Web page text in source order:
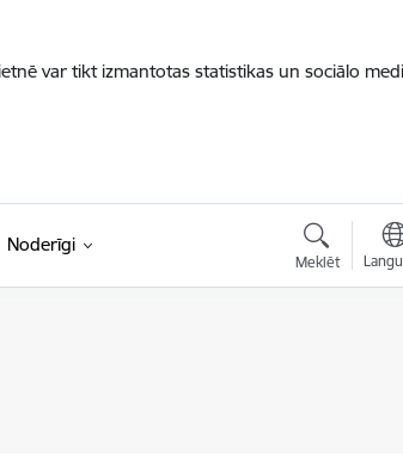
var tikt izmantotas statistikas un sociālo
Noderīgi
Meklēt